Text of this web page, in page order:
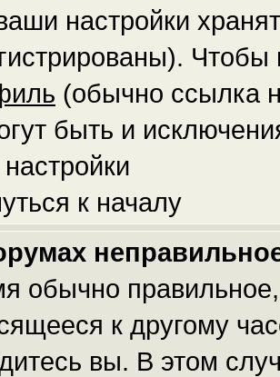
настройки
Чтобы
(обычно ссылка
быть и
к началу
обычно
к другому
вы. В этом